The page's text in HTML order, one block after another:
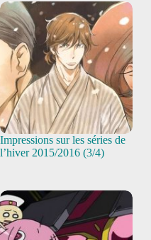
Impressions sur les séries de
l’hiver 2015/2016 (3/4)